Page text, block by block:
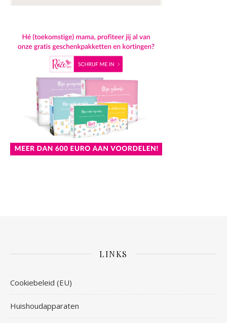
LINKS
Cookiebeleid (EU)
Huishoudapparaten